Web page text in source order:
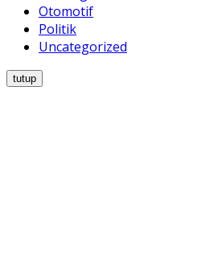
Otomotif
Politik
Uncategorized
tutup